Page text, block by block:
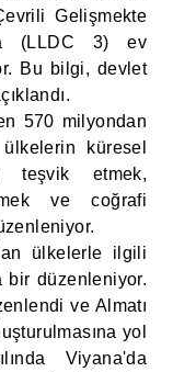
Gelişmekte
(LLDC 3) ev
Bu bilgi, devlet
570 milyondan
küresel
teşvik etmek,
ve coğrafi
ülkelerle ilgili
bir düzenleniyor.
ve Almatı
yol
Viyana'da